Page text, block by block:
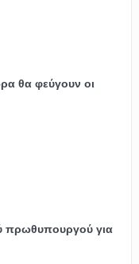
θα φεύγουν οι
πρωθυπουργού για